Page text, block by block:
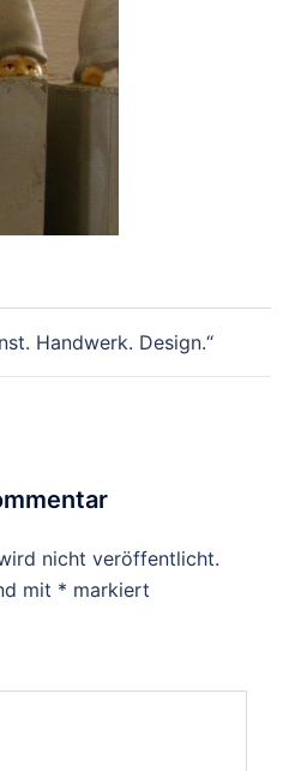
Handwerk. Design.“
nicht veröffentlicht.
mit * markiert